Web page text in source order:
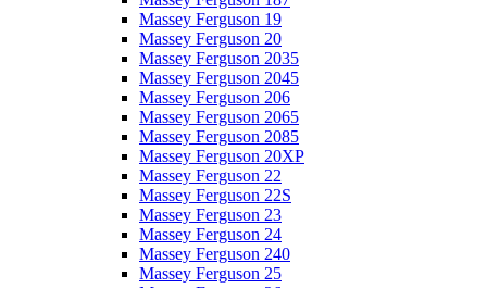
Massey Ferguson 19
Massey Ferguson 20
Massey Ferguson 2035
Massey Ferguson 2045
Massey Ferguson 206
Massey Ferguson 2065
Massey Ferguson 2085
Massey Ferguson 20XP
Massey Ferguson 22
Massey Ferguson 22S
Massey Ferguson 23
Massey Ferguson 24
Massey Ferguson 240
Massey Ferguson 25